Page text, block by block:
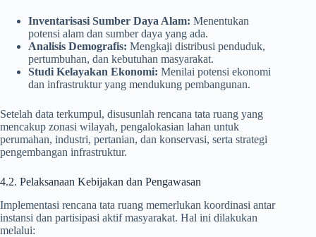
Inventarisasi Sumber Daya Alam: Menentukan
potensi alam dan sumber daya yang ada.
Analisis Demografis: Mengkaji distribusi penduduk,
pertumbuhan, dan kebutuhan masyarakat.
Studi Kelayakan Ekonomi: Menilai potensi ekonomi
dan infrastruktur yang mendukung pembangunan.
Setelah data terkumpul, disusunlah rencana tata ruang yang
mencakup zonasi wilayah, pengalokasian lahan untuk
perumahan, industri, pertanian, dan konservasi, serta strategi
pengembangan infrastruktur.
4.2. Pelaksanaan Kebijakan dan Pengawasan
Implementasi rencana tata ruang memerlukan koordinasi antar
instansi dan partisipasi aktif masyarakat. Hal ini dilakukan
melalui: